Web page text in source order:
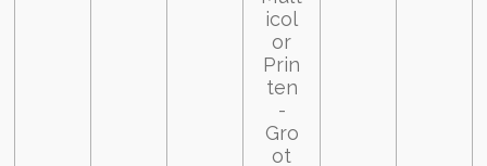
icol
or
Prin
ten
-
Gro
ot